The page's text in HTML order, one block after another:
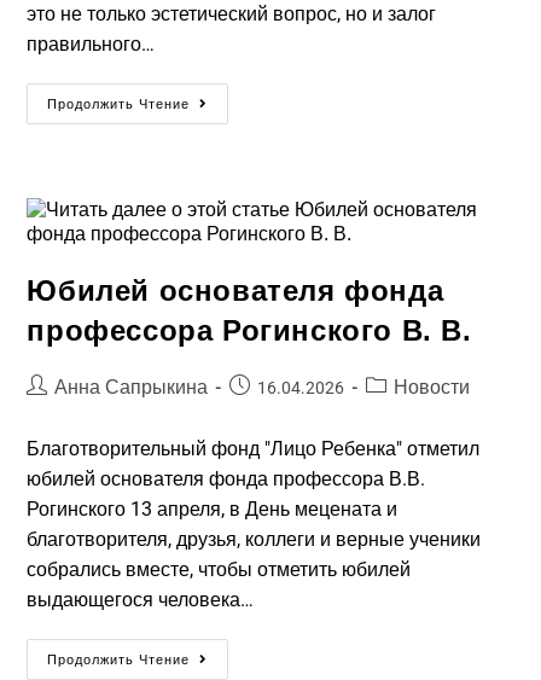
это не только эстетический вопрос, но и залог
правильного…
Продолжить Чтение
Юбилей основателя фонда
профессора Рогинского В. В.
Анна Сапрыкина 16.04.2026 Новости
Благотворительный фонд "Лицо Ребенка" отметил
юбилей основателя фонда профессора В.В.
Рогинского 13 апреля, в День мецената и
благотворителя, друзья, коллеги и верные ученики
собрались вместе, чтобы отметить юбилей
выдающегося человека…
Продолжить Чтение